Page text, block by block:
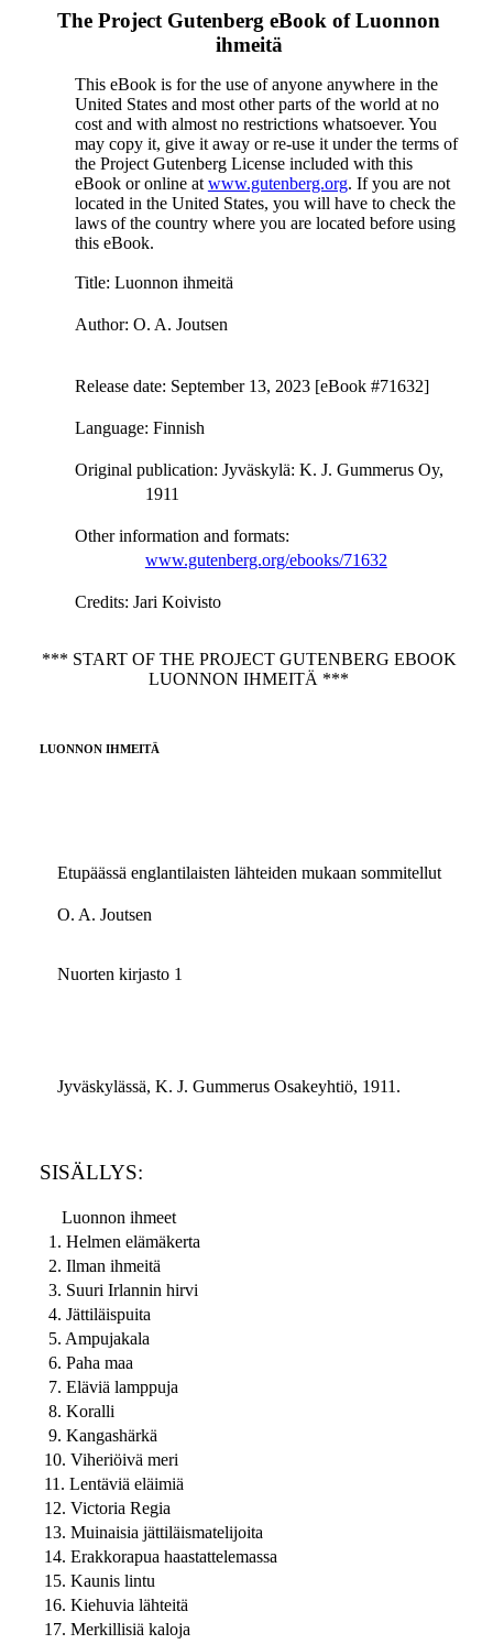
The Project Gutenberg eBook ofLuonnon
ihmeitä
This eBook is for the use of anyone anywhere in the
United States and most other parts of the world at no
cost and with almost no restrictions whatsoever. You
may copy it, give it away or re-use it under the terms of
the Project Gutenberg License included with this
eBook or online at www.gutenberg.org. If you are not
located in the United States, you will have to check the
laws of the country where you are located before using
this eBook.
Title: Luonnon ihmeitä
Author: O. A. Joutsen
Release date: September 13, 2023 [eBook #71632]
Language: Finnish
Original publication: Jyväskylä: K. J. Gummerus Oy,
1911
Other information and formats:
www.gutenberg.org/ebooks/71632
Credits: Jari Koivisto
*** START OF THE PROJECT GUTENBERG EBOOK
LUONNON IHMEITÄ ***
LUONNON IHMEITÄ
Etupäässä englantilaisten lähteiden mukaan sommitellut
O. A. Joutsen
Nuorten kirjasto 1
Jyväskylässä, K. J. Gummerus Osakeyhtiö, 1911.
SISÄLLYS:
Luonnon ihmeet
1. Helmen elämäkerta
2. Ilman ihmeitä
3. Suuri Irlannin hirvi
4. Jättiläispuita
5. Ampujakala
6. Paha maa
7. Eläviä lamppuja
8. Koralli
9. Kangashärkä
10. Viheriöivä meri
11. Lentäviä eläimiä
12. Victoria Regia
13. Muinaisia jättiläismatelijoita
14. Erakkorapua haastattelemassa
15. Kaunis lintu
16. Kiehuvia lähteitä
17. Merkillisiä kaloja